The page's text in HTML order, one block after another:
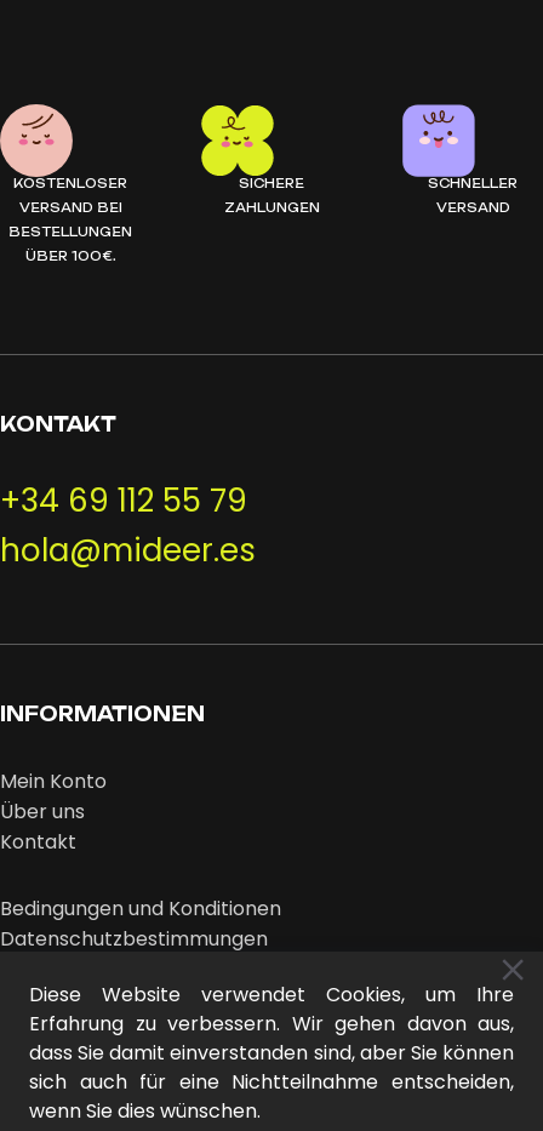
KOSTENLOSER
VERSAND BEI
BESTELLUNGEN
ÜBER 100€.
SICHERE
ZAHLUNGEN
SCHNELLER
VERSAND
KONTAKT
+34 69 112 55 79
hola@mideer.es
INFORMATIONEN
Mein Konto
Über uns
Kontakt
Bedingungen und Konditionen
Datenschutzbestimmungen
MIDEER © 2026 | Design:
Diese Website verwendet Cookies, um Ihre
Erfahrung zu verbessern. Wir gehen davon aus,
dass Sie damit einverstanden sind, aber Sie können
sich auch für eine Nichtteilnahme entscheiden,
wenn Sie dies wünschen.